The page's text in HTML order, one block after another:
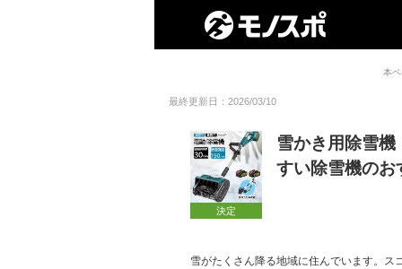
本
最終更新日：2026/03/10
決定
雪かき用除雪
すい除雪機のお
雪がたくさん降る地域に住んでいます。